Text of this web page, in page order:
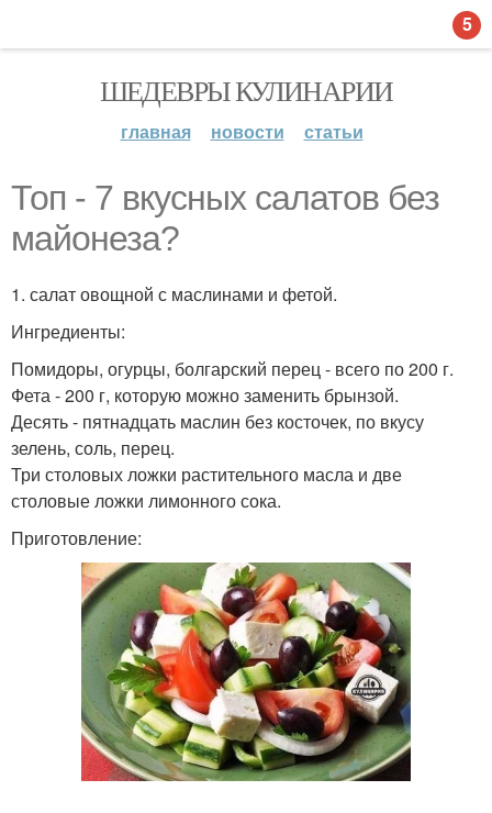
ШЕДЕВРЫ КУЛИНАРИИ
главная новости статьи
Топ - 7 вкусных салатов без
майонеза?
1. салат овощной с маслинами и фетой.
Ингредиенты:
Помидоры, огурцы, болгарский перец - всего по 200 г.
Фета - 200 г, которую можно заменить брынзой.
Десять - пятнадцать маслин без косточек, по вкусу
зелень, соль, перец.
Три столовых ложки растительного масла и две
столовые ложки лимонного сока.
Приготовление:
5